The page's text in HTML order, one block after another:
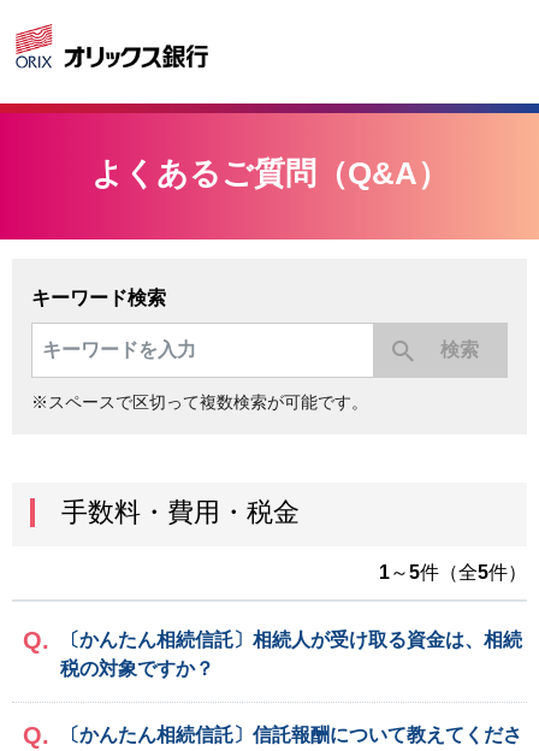
よくあるご質問（Q&A）
キーワード検索
※スペースで区切って複数検索が可能です。
手数料・費用・税金
1～5件（全5件）
〔かんたん相続信託〕相続人が受け取る資金は、相続
税の対象ですか？
〔かんたん相続信託〕信託報酬について教えてくださ